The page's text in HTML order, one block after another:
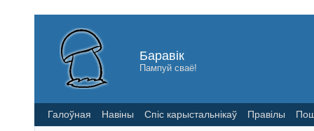
Баравік
Пампуй сваё!
Галоўная Навіны Спіс карыстальнікаў Правілы